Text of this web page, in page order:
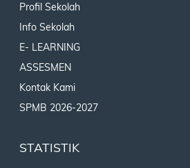
Profil Sekolah
Info Sekolah
E- LEARNING
ASSESMEN
Kontak Kami
SPMB 2026-2027
STATISTIK